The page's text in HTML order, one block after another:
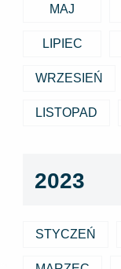
MAJ
LIPIEC
WRZESIEŃ
LISTOPAD
2023
STYCZEŃ